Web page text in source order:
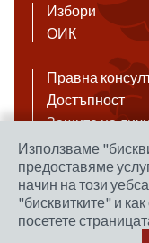
Избори
ОИК
Правна
Достъпност
Защита на
Антикорупция
Връзки
Използваме
предоставяме
начин на този
"бисквитките" и
посетете